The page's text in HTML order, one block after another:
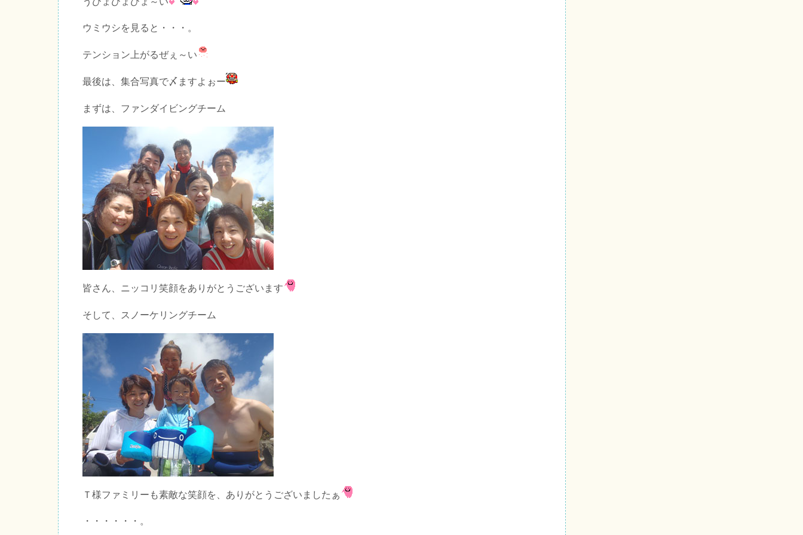
ウミウシを見ると・・・。
テンション上がるぜぇ～い
最後は、集合写真で〆ますよぉー
まずは、ファンダイビングチーム
皆さん、ニッコリ笑顔をありがとうございます
そして、スノーケリングチーム
Ｔ様ファミリーも素敵な笑顔を、ありがとうございましたぁ
・・・・・・。